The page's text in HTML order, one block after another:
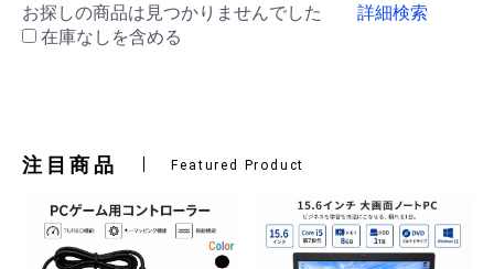
お探しの商品は見つかりませんでした
詳細検索
在庫なしを含める
注目商品 Featured Product